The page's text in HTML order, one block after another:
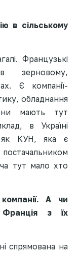
в сільському
Французькі
в зерновому,
Є компанії-
обладнання
мають тут
в Україні
як КУН, яка є
тут мало хто
А чи
Франція з їх
спрямована на